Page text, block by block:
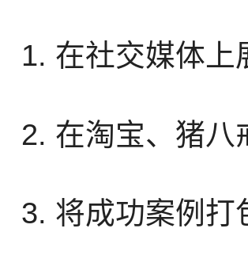
1. 在社交媒体上
2. 在淘宝、猪八
3. 将成功案例打